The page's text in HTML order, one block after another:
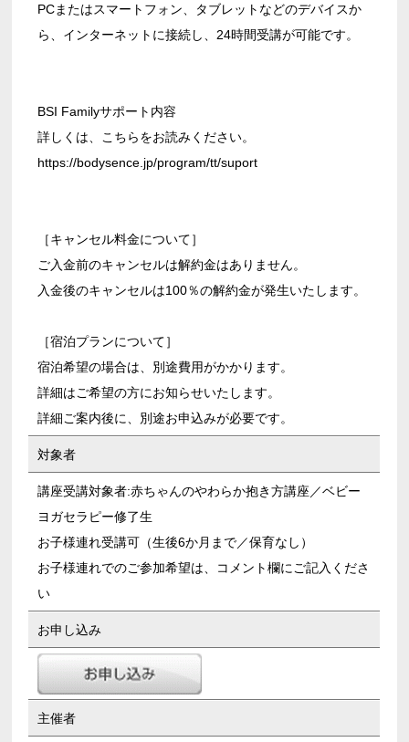
PCまたはスマートフォン、タブレットなどのデバイスか
ら、インターネットに接続し、24時間受講が可能です。
BSI Familyサポート内容
詳しくは、こちらをお読みください。
https://bodysence.jp/program/tt/suport
［キャンセル料金について］
ご入金前のキャンセルは解約金はありません。
入金後のキャンセルは100％の解約金が発生いたします。
［宿泊プランについて］
宿泊希望の場合は、別途費用がかかります。
詳細はご希望の方にお知らせいたします。
詳細ご案内後に、別途お申込みが必要です。
対象者
講座受講対象者:赤ちゃんのやわらか抱き方講座／ベビー
ヨガセラピー修了生
お子様連れ受講可（生後6か月まで／保育なし）
お子様連れでのご参加希望は、コメント欄にご記入くださ
い
お申し込み
主催者